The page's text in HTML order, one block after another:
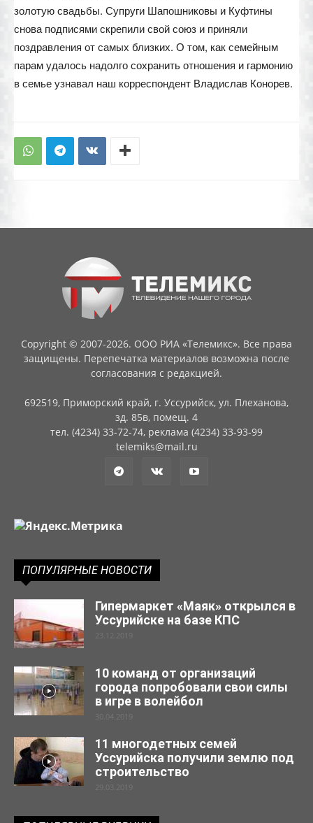
золотую свадьбы. Супруги Шапошниковы и Куфтины
снова подписями скрепили свой союз и приняли
поздравления от самых близких. О том, как семейным
парам удалось надолго сохранить отношения и гармонию
в семье узнавал наш корреспондент Владислав Конорев.
Copyright © 2007-2026. ООО РИА «Телемикс». Все права
защищены. Перепечатка материалов возможна после
согласования с редакцией.
692519, Приморский край, г. Уссурийск, ул. Плеханова,
зд. 85в, помещ. 4
тел. (4234) 33-72-74, реклама (4234) 33-93-99
telemiks@mail.ru
ПОПУЛЯРНЫЕ НОВОСТИ
Гипермаркет «Маяк» открылся в
Уссурийске на базе КПС
23.12.2019
10 команд от организаций
города попробовали свои силы
в игре в волейбол
30.04.2019
11 многодетных семей
Уссурийска получили землю под
строительство
29.03.2019